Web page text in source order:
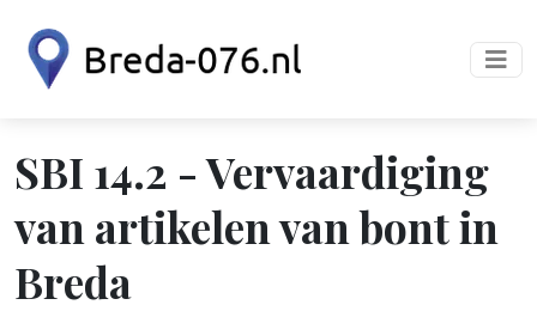
SBI 14.2 - Vervaardiging
van artikelen van bont in
Breda